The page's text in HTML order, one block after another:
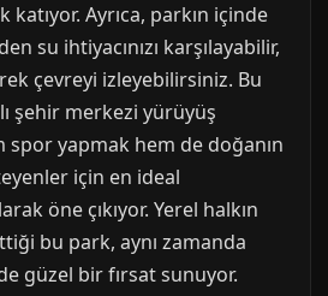
Ayrıca, parkın içinde
su ihtiyacınızı karşılayabilir,
çevreyi izleyebilirsiniz. Bu
şehir merkezi yürüyüş
spor yapmak hem de doğanın
için en ideal
öne çıkıyor. Yerel halkın
bu park, aynı zamanda
güzel bir fırsat sunuyor.